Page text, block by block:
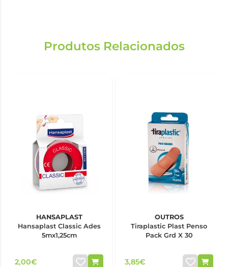
Produtos Relacionados
HANSAPLAST
Hansaplast Classic Ades
5mx1,25cm
2,00€
OUTROS
Tiraplastic Plast Penso
Pack Grd X 30
3,85€